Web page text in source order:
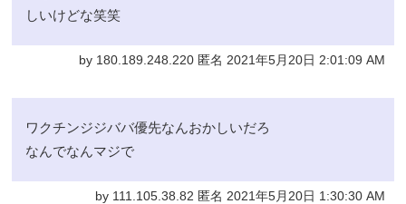
しいけどな笑笑
by 180.189.248.220 匿名 2021年5月20日 2:01:09 AM
ワクチンジジババ優先なんおかしいだろ
なんでなんマジで
by 111.105.38.82 匿名 2021年5月20日 1:30:30 AM